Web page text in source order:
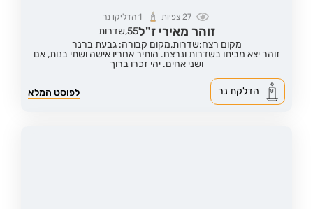
27 צפיות 1הדליקו נר
זוהר מאירי ז"ל55, שדרות
מקום רצח:שדרות,מקום קבורה: גבעת ברנר
זוהר יצא מביתו בשדרות ונרצח. הותיר אחריו אישה ושתי בנות, אם
ושני אחים. יהי זכרו ברוך
לפוסט המלא הדלקת נר